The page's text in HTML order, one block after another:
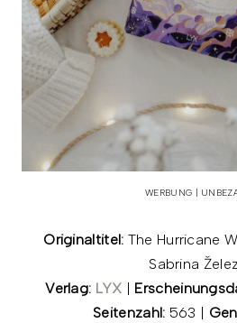
WERBUNG |
Originaltitel: The Hurricane
Sabrina
Verlag: LYX
Seitenzahl: 563 |